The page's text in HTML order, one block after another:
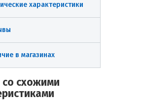
характеристики
в магазинах
схожими